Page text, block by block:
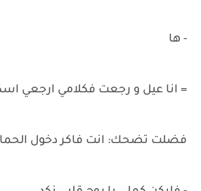
- ها
= انا عيل و رجعت فكلامي ارجعي
فضلت تضحك: انت فاكر دخول